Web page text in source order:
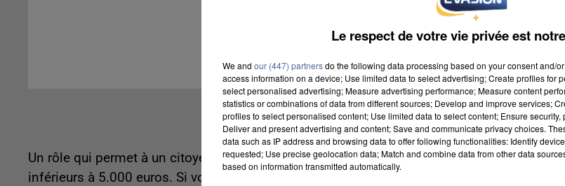
Un rôle qui permet à un citoyen de pouvoir régler certains conflits de voisinages ainsi
inférieurs à 5.000 euros. Si vous êtes majeur et n'exercer pas d'activités judiciaire, vous
Le respect de votre vie privée est
We and our (447) partnersdo the following data processing based on your consent and/
access information on a device; Use limited data to select advertising; Create profiles for
select personalised advertising; Measure advertising performance; Measure content
statistics or combinations of data from different sources; Develop and improve services;
profiles to select personalised content; Use limited data to select content; Ensure
Deliver and present advertising and content; Save and communicate privacy choices.
data such as IP address and browsing data to offer following functionalities: Identify
requested; Use precise geolocation data; Match and combine data from other data
based on information transmitted automatically.